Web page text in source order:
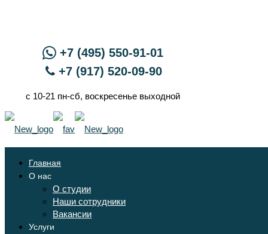
+7 (495) 550-91-01
+7 (917) 520-09-90
с 10-21 пн-сб, воскресенье выходной
Главная
О нас
О студии
Наши сотрудники
Вакансии
Услуги